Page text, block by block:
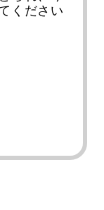
ください